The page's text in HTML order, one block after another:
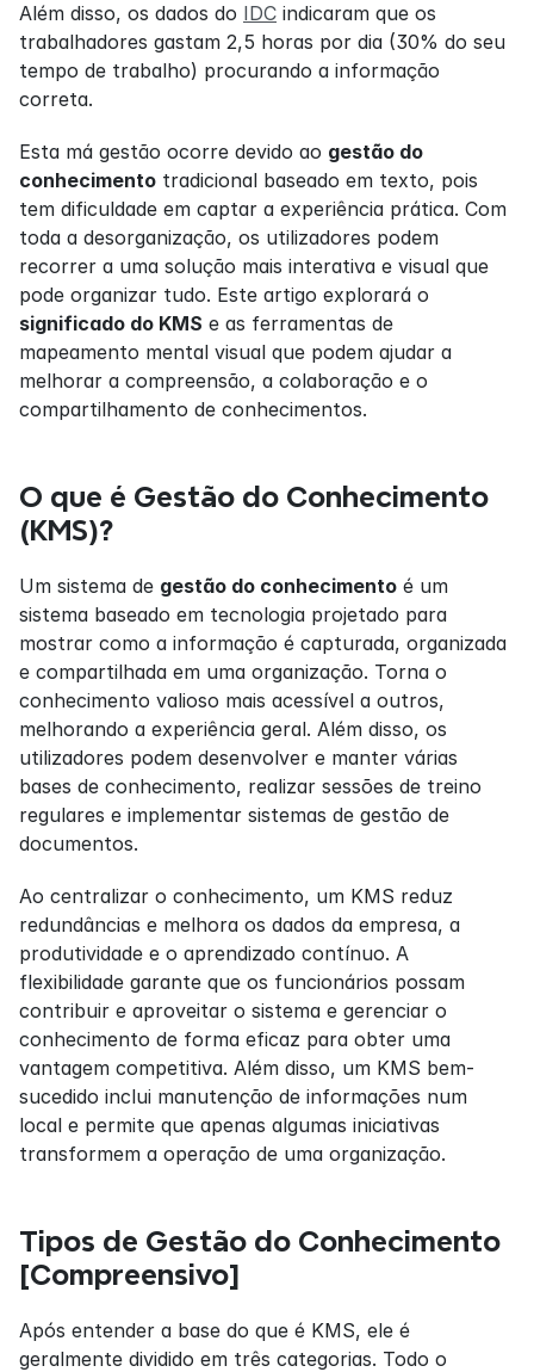
Além disso, os dados do IDC indicaram que os
trabalhadores gastam 2,5 horas por dia (30% do seu
tempo de trabalho) procurando a informação
correta.
Esta má gestão ocorre devido ao gestão do
conhecimento tradicional baseado em texto, pois
tem dificuldade em captar a experiência prática. Com
toda a desorganização, os utilizadores podem
recorrer a uma solução mais interativa e visual que
significado do KMS e as ferramentas de
mapeamento mental visual que podem ajudar a
melhorar a compreensão, a colaboração e o
compartilhamento de conhecimentos.
O que é Gestão do Conhecimento
(KMS)?
Um sistema de gestão do conhecimento é um
sistema baseado em tecnologia projetado para
mostrar como a informação é capturada, organizada
e compartilhada em uma organização. Torna o
conhecimento valioso mais acessível a outros,
melhorando a experiência geral. Além disso, os
utilizadores podem desenvolver e manter várias
bases de conhecimento, realizar sessões de treino
regulares e implementar sistemas de gestão de
documentos.
Ao centralizar o conhecimento, um KMS reduz
redundâncias e melhora os dados da empresa, a
produtividade e o aprendizado contínuo. A
flexibilidade garante que os funcionários possam
contribuir e aproveitar o sistema e gerenciar o
conhecimento de forma eficaz para obter uma
vantagem competitiva. Além disso, um KMS bem-
sucedido inclui manutenção de informações num
local e permite que apenas algumas iniciativas
transformem a operação de uma organização.
Tipos de Gestão do Conhecimento
[Compreensivo]
Após entender a base do que é KMS, ele é
geralmente dividido em três categorias. Todo o